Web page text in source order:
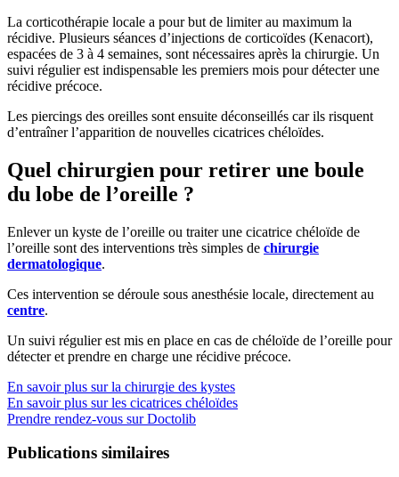
La corticothérapie locale a pour but de limiter au maximum la
récidive. Plusieurs séances d’injections de corticoïdes (Kenacort),
espacées de 3 à 4 semaines, sont nécessaires après la chirurgie. Un
suivi régulier est indispensable les premiers mois pour détecter une
récidive précoce.
Les piercings des oreilles sont ensuite déconseillés car ils risquent
d’entraîner l’apparition de nouvelles cicatrices chéloïdes.
Quel chirurgien pour retirer une boule
du lobe de l’oreille ?
Enlever un kyste de l’oreille ou traiter une cicatrice chéloïde de
l’oreille sont des interventions très simples de chirurgie
dermatologique.
Ces intervention se déroule sous anesthésie locale, directement au
centre.
Un suivi régulier est mis en place en cas de chéloïde de l’oreille pour
détecter et prendre en charge une récidive précoce.
En savoir plus sur la chirurgie des kystes
En savoir plus sur les cicatrices chéloïdes
Prendre rendez-vous sur Doctolib
Publications similaires